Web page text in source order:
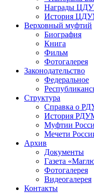
Награды
История
Верховный муфтий
Биография
Книга
Фильм
Фотогалерея
Законодательство
Федеральное
Структура
Справка о
История
Муфтии
Мечети
Архив
Документы
Газета
Фотогалерея
Видеогалерея
Контакты